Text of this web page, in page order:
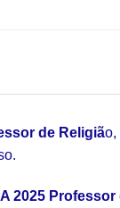
de Religião,
2025